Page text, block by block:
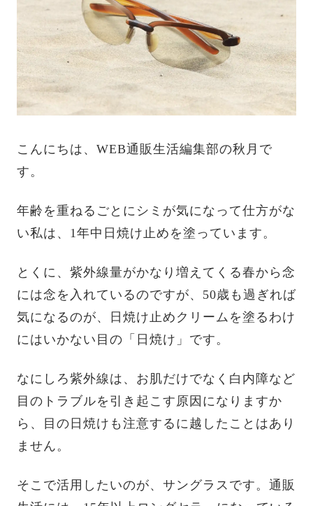
こんにちは、WEB通販生活編集部の秋月で
す。
年齢を重ねるごとにシミが気になって仕方がな
い私は、1年中日焼け止めを塗っています。
とくに、紫外線量がかなり増えてくる春から念
には念を入れているのですが、50歳も過ぎれば
気になるのが、日焼け止めクリームを塗るわけ
にはいかない目の「日焼け」です。
なにしろ紫外線は、お肌だけでなく白内障など
目のトラブルを引き起こす原因になりますか
ら、目の日焼けも注意するに越したことはあり
ません。
そこで活用したいのが、サングラスです。通販